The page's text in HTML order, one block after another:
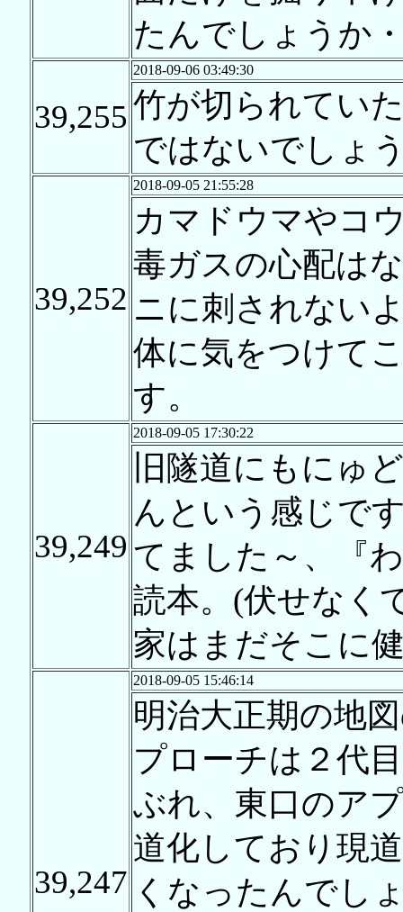
たんでしょうか
39,255
2018-09-06 03:49:30
竹が切られてい
ではないでしょ
39,252
2018-09-05 21:55:28
カマドウマやコ
毒ガスの心配は
ニに刺されない
体に気をつけて
す。
39,249
2018-09-05 17:30:22
旧隧道にもにゅ
んという感じで
てました～、『
読本。(伏せなく
家はまだそこに
39,247
2018-09-05 15:46:14
明治大正期の地
プローチは２代
ぶれ、東口のア
道化しており現
くなったんでし